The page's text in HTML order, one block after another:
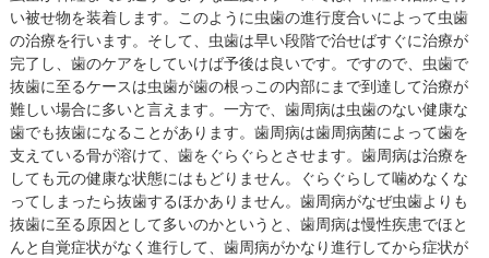
い被せ物を装着します。このように虫歯の進行度合いによって虫歯
の治療を行います。そして、虫歯は早い段階で治せばすぐに治療が
完了し、歯のケアをしていけば予後は良いです。ですので、虫歯で
抜歯に至るケースは虫歯が歯の根っこの内部にまで到達して治療が
難しい場合に多いと言えます。一方で、歯周病は虫歯のない健康な
歯でも抜歯になることがあります。歯周病は歯周病菌によって歯を
支えている骨が溶けて、歯をぐらぐらとさせます。歯周病は治療を
しても元の健康な状態にはもどりません。ぐらぐらして噛めなくな
ってしまったら抜歯するほかありません。歯周病がなぜ虫歯よりも
抜歯に至る原因として多いのかというと、歯周病は慢性疾患でほと
んと自覚症状がなく進行して、歯周病がかなり進行してから症状が